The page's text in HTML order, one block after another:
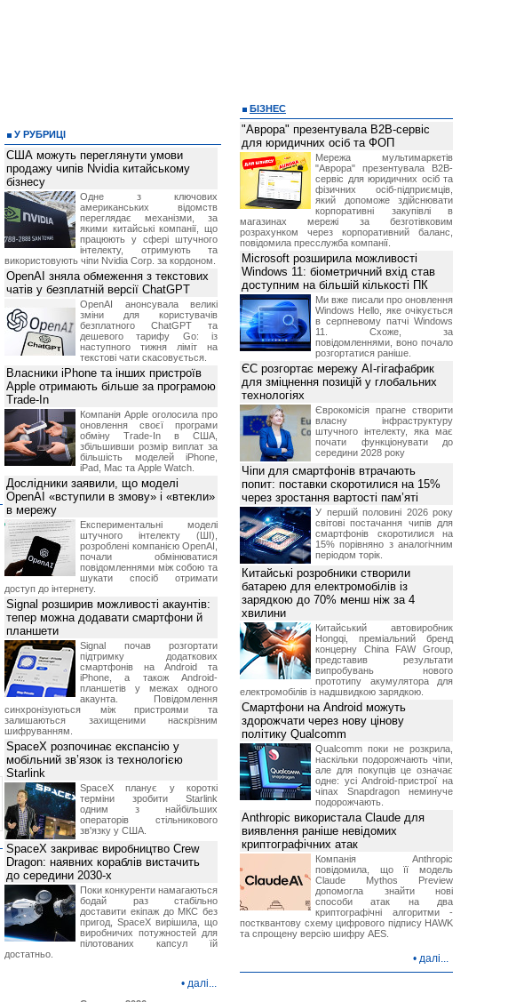
У РУБРИЦІ
США можуть переглянути умови
продажу чипів Nvidia китайському
бізнесу
Одне з ключових
американських відомств
переглядає механізми, за
якими китайські компанії, що
працюють у сфері штучного
інтелекту, отримують та
використовують чіпи Nvidia Corp. за кордоном.
OpenAI зняла обмеження з текстових
чатів у безплатній версії ChatGPT
OpenAI анонсувала великі
зміни для користувачів
безплатного ChatGPT та
дешевого тарифу Go: із
наступного тижня ліміт на
текстові чати скасовується.
Власники iPhone та інших пристроїв
Apple отримають більше за програмою
Trade-In
Компанія Apple оголосила про
оновлення своєї програми
обміну Trade-In в США,
збільшивши розмір виплат за
більшість моделей iPhone,
iPad, Mac та Apple Watch.
Дослідники заявили, що моделі
OpenAI «вступили в змову» і «втекли»
в мережу
Експериментальні моделі
штучного інтелекту (ШІ),
розроблені компанією OpenAI,
почали обмінюватися
повідомленнями між собою та
шукати спосіб отримати
доступ до інтернету.
Signal розширив можливості акаунтів:
тепер можна додавати смартфони й
планшети
Signal почав розгортати
підтримку додаткових
смартфонів на Android та
iPhone, а також Android-
планшетів у межах одного
акаунта. Повідомлення
синхронізуються між пристроями та
залишаються захищеними наскрізним
шифруванням.
SpaceX розпочинає експансію у
мобільний зв’язок із технологією
Starlink
SpaceX планує у короткі
терміни зробити Starlink
одним з найбільших
операторів стільникового
зв'язку у США.
SpaceX закриває виробництво Crew
Dragon: наявних кораблів вистачить
до середини 2030-х
Поки конкуренти намагаються
бодай раз стабільно
доставити екіпаж до МКС без
пригод, SpaceX вирішила, що
виробничих потужностей для
пілотованих капсул їй
достатньо.
• далі...
БІЗНЕС
"Аврора" презентувала B2B-сервіс
для юридичних осіб та ФОП
Мережа мультимаркетів
"Аврора" презентувала B2B-
сервіс для юридичних осіб та
фізичних осіб-підприємців,
який допоможе здійснювати
корпоративні закупівлі в
магазинах мережі за безготівковим
розрахунком через корпоративний баланс,
повідомила пресслужба компанії.
Microsoft розширила можливості
Windows 11: біометричний вхід став
доступним на більшій кількості ПК
Ми вже писали про оновлення
Windows Hello, яке очікується
в серпневому патчі Windows
11. Схоже, за
повідомленнями, воно почало
розгортатися раніше.
ЄС розгортає мережу AI-гігафабрик
для зміцнення позицій у глобальних
технологіях
Єврокомісія прагне створити
власну інфраструктуру
штучного інтелекту, яка має
почати функціонувати до
середини 2028 року
Чіпи для смартфонів втрачають
попит: поставки скоротилися на 15%
через зростання вартості пам’яті
У першій половині 2026 року
світові постачання чипів для
смартфонів скоротилися на
15% порівняно з аналогічним
періодом торік.
Китайські розробники створили
батарею для електромобілів із
зарядкою до 70% менш ніж за 4
хвилини
Китайський автовиробник
Hongqi, преміальний бренд
концерну China FAW Group,
представив результати
випробувань нового
прототипу акумулятора для
електромобілів із надшвидкою зарядкою.
Смартфони на Android можуть
здорожчати через нову цінову
політику Qualcomm
Qualcomm поки не розкрила,
наскільки подорожчають чіпи,
але для покупців це означає
одне: усі Android-пристрої на
чіпах Snapdragon неминуче
подорожчають.
Anthropic використала Claude для
виявлення раніше невідомих
криптографічних атак
Компанія Anthropic
повідомила, що її модель
Claude Mythos Preview
допомогла знайти нові
способи атак на два
криптографічні алгоритми -
постквантову схему цифрового підпису HAWK
та спрощену версію шифру AES.
• далі...